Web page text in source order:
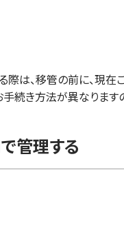
際は、移管の前に、現
手続き方法が異なります
管理する